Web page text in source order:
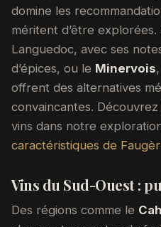
domine les
méritent d’être explorées.
Languedoc, avec ses
d’épices, ou le Minervois
offrent des alternatives
convaincantes.
vins dans notre
caractéristiques de
Vins du Sud-Ouest :
Des régions comme le